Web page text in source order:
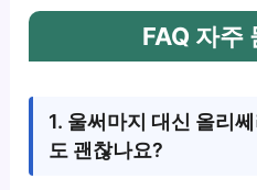
FAQ 자주
1. 울써마지 대신 올리
도 괜찮나요?